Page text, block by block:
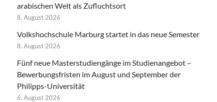
arabischen Welt als Zufluchtsort
8. August 2026
Volkshochschule Marburg startet in das neue Semester
8. August 2026
Fünf neue Masterstudiengänge im Studienangebot –
Bewerbungsfristen im August und September der
Philipps-Universität
6. August 2026